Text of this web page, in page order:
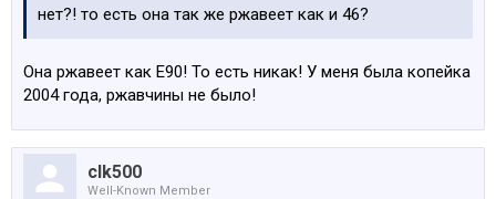
нет?! то есть она так же ржавеет как и 46?
Она ржавеет как Е90! То есть никак! У меня была копейка
2004 года, ржавчины не было!
clk500
Well-Known Member